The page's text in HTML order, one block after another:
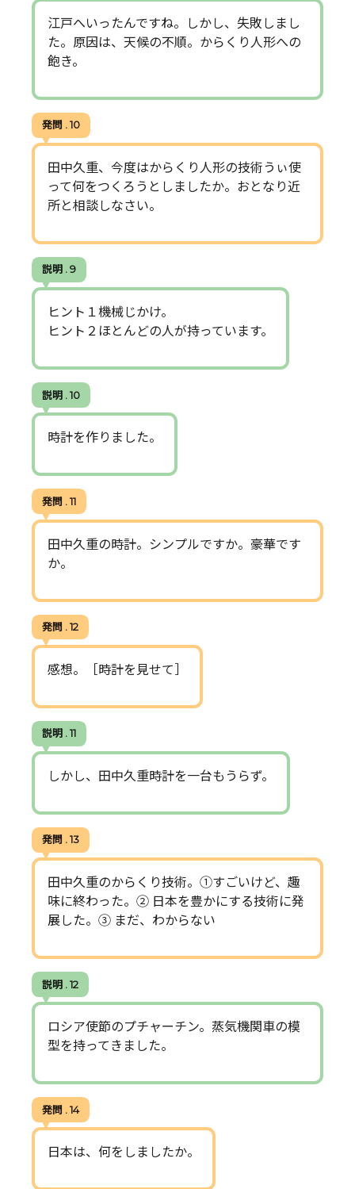
江戸へいったんですね。しかし、失敗しまし
た。原因は、天候の不順。からくり人形への
飽き。
発問 . 10
田中久重、今度はからくり人形の技術うぃ使
って何をつくろうとしましたか。おとなり近
所と相談しなさい。
説明 . 9
ヒント１機械じかけ。
ヒント２ほとんどの人が持っています。
説明 . 10
時計を作りました。
発問 . 11
田中久重の時計。シンプルですか。豪華です
か。
発問 . 12
感想。［時計を見せて］
説明 . 11
しかし、田中久重時計を一台もうらず。
発問 . 13
田中久重のからくり技術。①すごいけど、趣
味に終わった。② 日本を豊かにする技術に発
展した。③ まだ、わからない
説明 . 12
ロシア使節のプチャーチン。蒸気機関車の模
型を持ってきました。
発問 . 14
日本は、何をしましたか。